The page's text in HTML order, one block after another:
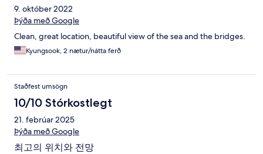
9. október 2022
Þýða með Google
Clean, great location, beautiful view of the sea and the bridges.
Kyungsook, 2 nætur/nátta ferð
Staðfest umsögn
10/10 Stórkostlegt
21. febrúar 2025
Þýða með Google
최고의 위치와 전망